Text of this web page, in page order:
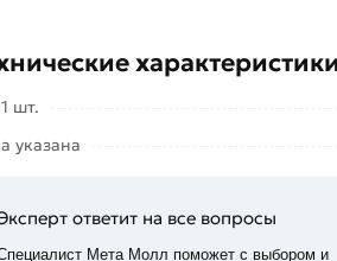
шт.
указана
ответит на все вопросы
Мета Молл поможет с выбором и